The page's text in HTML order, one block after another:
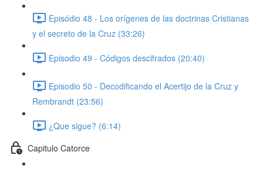
Episódio 48 - Los orígenes de las doctrinas Cristianas
y el secreto de la Cruz (33:26)
Episodio 49 - Códigos descifrados (20:40)
Episodio 50 - Decodificando el Acertijo de la Cruz y
Rembrandt (23:56)
¿Que sigue? (6:14)
Capitulo Catorce